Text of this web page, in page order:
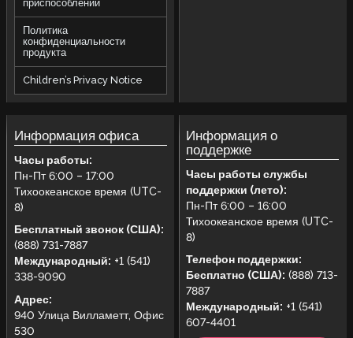
приспособлений
Политика
конфиденциальности
продукта
Children’s Privacy Notice
Информация офиса
Часы работы:
Пн-Пт 6:00 – 17:00
Тихоокеанское время (UTC-
8)
Бесплатный звонок (США):
(888) 731-7887
Международный: +1 (541)
338-9090
Адрес:
940 Улица Вилламетт, Офис
530
Информация о
поддержке
Часы работы службы
поддержки (лето):
Пн-Пт 6:00 – 16:00
Тихоокеанское время (UTC-
8)
Телефон поддержки:
Бесплатно (США): (888) 713-
7887
Международный: +1 (541)
607-4401